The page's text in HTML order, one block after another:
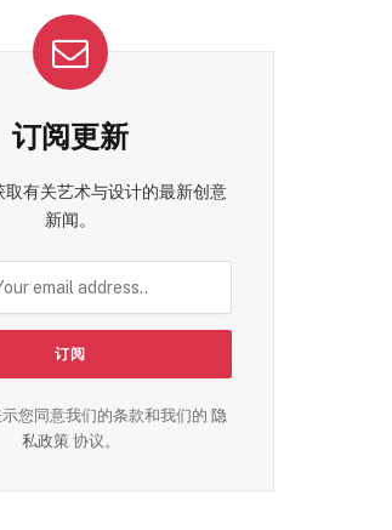
订阅更新
取有关艺术与设计的最新创意
新闻。
您同意我们的条款和我们的 隐
私政策协议。